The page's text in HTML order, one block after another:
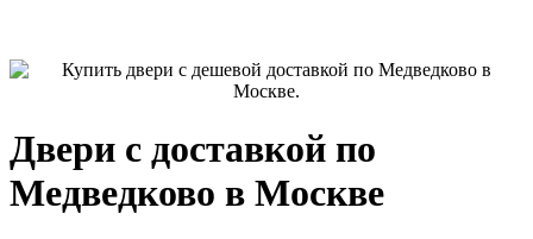
Двери с доставкой по
Медведково в Москве